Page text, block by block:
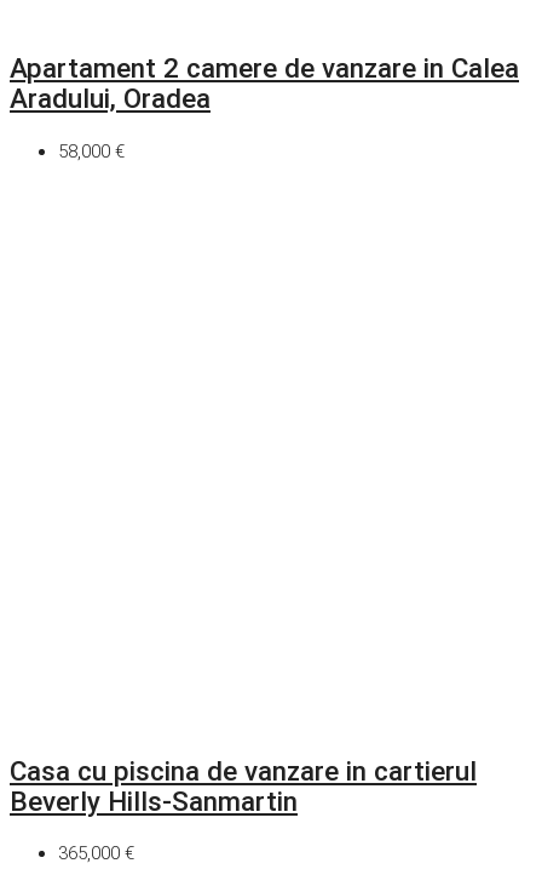
Apartament 2 camere de vanzare in Calea
Aradului, Oradea
58,000 €
Casa cu piscina de vanzare in cartierul
Beverly Hills-Sanmartin
365,000 €